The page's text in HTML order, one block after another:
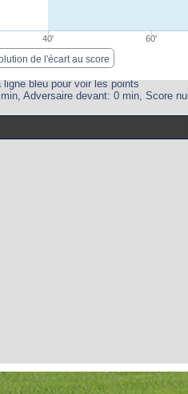
de l'écart au score
40' 60'
ligne bleu pour voir les points
Adversaire devant: 0 min, Score